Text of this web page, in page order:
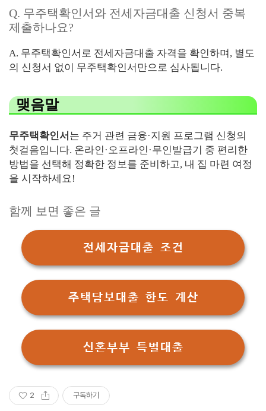
Q. 무주택확인서와 전세자금대출 신청서 중복
제출하나요?
A. 무주택확인서로 전세자금대출 자격을 확인하며, 별도
의 신청서 없이 무주택확인서만으로 심사됩니다.
맺음말
무주택확인서 는 주거 관련 금융·지원 프로그램 신청의
첫걸음입니다. 온라인·오프라인·무인발급기 중 편리한
방법을 선택해 정확한 정보를 준비하고, 내 집 마련 여정
을 시작하세요!
함께 보면 좋은 글
전세자금대출 조건
주택담보대출 한도 계산
신혼부부 특별대출
2 구독하기